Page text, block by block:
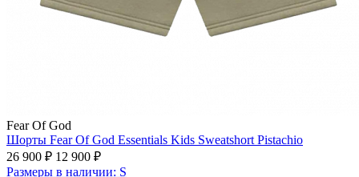
Fear Of God
Шорты Fear Of God Essentials Kids Sweatshort Pistachio
26 900 ₽ 12 900 ₽
Размеры в наличии: S